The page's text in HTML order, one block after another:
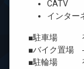
CATV
インター
■駐車場
■バイク置場
■駐輪場